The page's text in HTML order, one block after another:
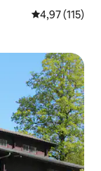
Átlagos
4,97 (115)